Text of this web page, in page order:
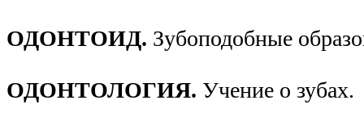
ОДОНТОИД. Зубоподобные
ОДОНТОЛОГИЯ. Учение о зубах.